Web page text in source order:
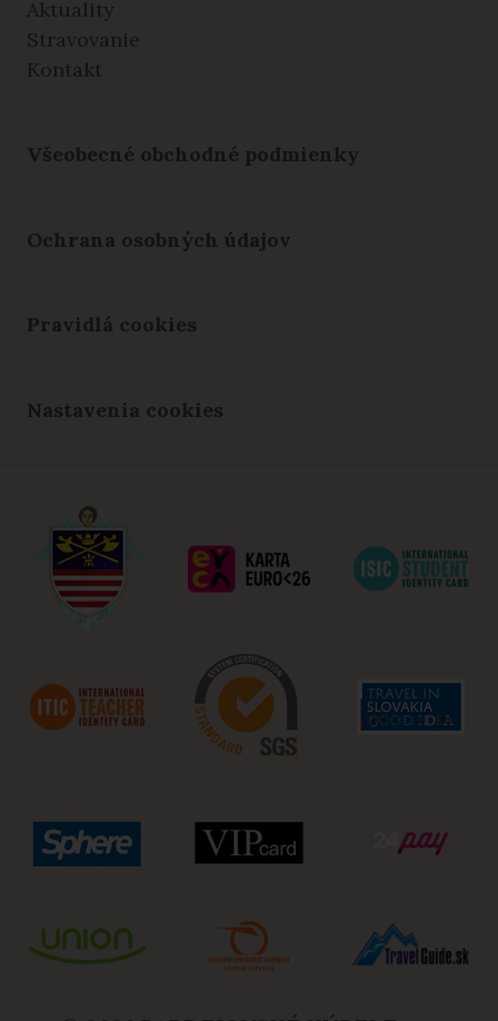
Aktuality
Stravovanie
Kontakt
Všeobecné obchodné podmienky
Ochrana osobných údajov
Pravidlá cookies
Nastavenia cookies